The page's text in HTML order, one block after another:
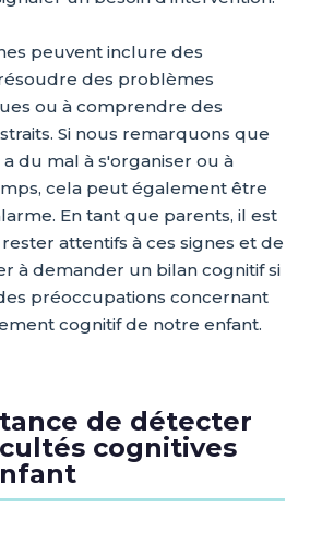
peuvent inclure des
des problèmes
ou à comprendre des
Si nous remarquons que
du mal à s'organiser ou à
cela peut également être
En tant que parents, il est
attentifs à ces signes et de
à demander un bilan cognitif si
préoccupations concernant
cognitif de notre enfant.
de détecter
cognitives